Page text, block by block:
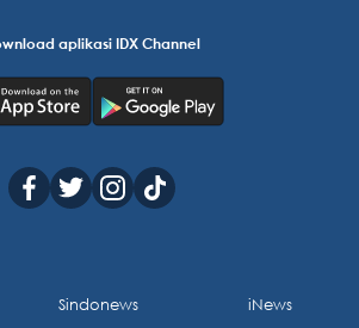
aplikasi IDX Channel
Sindonews
iNews